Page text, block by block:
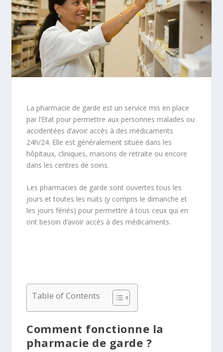
La pharmacie de garde est un service mis en place
par l’Etat pour permettre aux personnes malades ou
accidentées d’avoir accès à des médicaments
24h/24. Elle est généralement située dans les
hôpitaux, cliniques, maisons de retraite ou encore
dans les centres de soins.
Les pharmacies de garde sont ouvertes tous les
jours et toutes les nuits (y compris le dimanche et
les jours fériés) pour permettre à tous ceux qui en
ont besoin d’avoir accès à des médicaments.
Table of Contents
Comment fonctionne la
pharmacie de garde ?